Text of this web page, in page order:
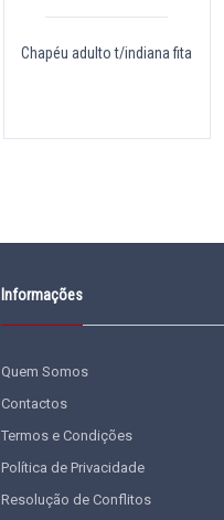
Chapéu adulto t/indiana fita
Informações
Quem Somos
Contactos
Termos e Condições
Política de Privacidade
Resolução de Conflitos